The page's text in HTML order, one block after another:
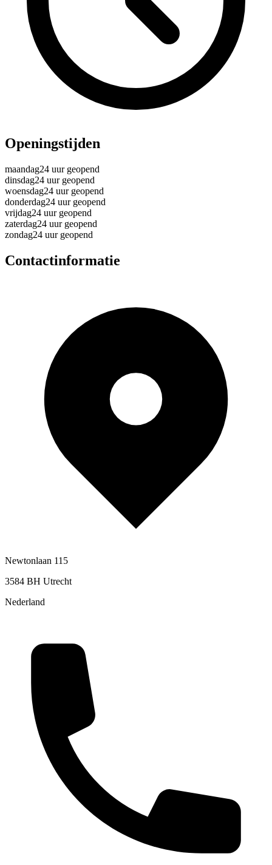
Openingstijden
maandag24 uur geopend
dinsdag24 uur geopend
woensdag24 uur geopend
donderdag24 uur geopend
vrijdag24 uur geopend
zaterdag24 uur geopend
zondag24 uur geopend
Contactinformatie
Newtonlaan 115
3584 BH Utrecht
Nederland